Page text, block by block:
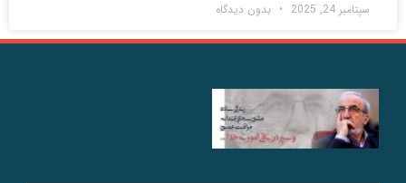
سپتامبر 24, 2025 بدون دیدگاه